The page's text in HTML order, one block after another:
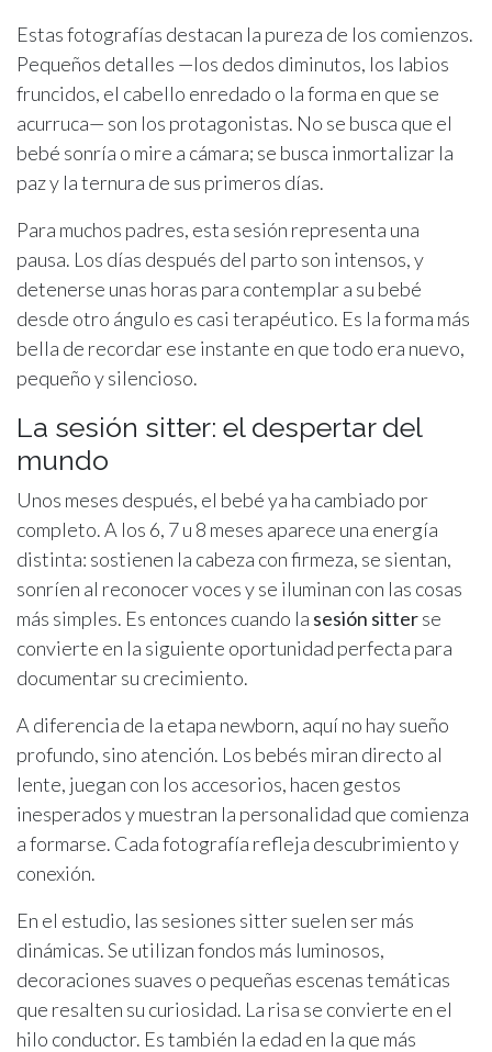
Estas fotografías destacan la pureza de los comienzos.
Pequeños detalles —los dedos diminutos, los labios
fruncidos, el cabello enredado o la forma en que se
acurruca— son los protagonistas. No se busca que el
bebé sonría o mire a cámara; se busca inmortalizar la
paz y la ternura de sus primeros días.
Para muchos padres, esta sesión representa una
pausa. Los días después del parto son intensos, y
detenerse unas horas para contemplar a su bebé
desde otro ángulo es casi terapéutico. Es la forma más
bella de recordar ese instante en que todo era nuevo,
pequeño y silencioso.
La sesión sitter: el despertar del
mundo
Unos meses después, el bebé ya ha cambiado por
completo. A los 6, 7 u 8 meses aparece una energía
distinta: sostienen la cabeza con firmeza, se sientan,
sonríen al reconocer voces y se iluminan con las cosas
más simples. Es entonces cuando la sesión sitterse
convierte en la siguiente oportunidad perfecta para
documentar su crecimiento.
A diferencia de la etapa newborn, aquí no hay sueño
profundo, sino atención. Los bebés miran directo al
lente, juegan con los accesorios, hacen gestos
inesperados y muestran la personalidad que comienza
a formarse. Cada fotografía refleja descubrimiento y
conexión.
En el estudio, las sesiones sitter suelen ser más
dinámicas. Se utilizan fondos más luminosos,
decoraciones suaves o pequeñas escenas temáticas
que resalten su curiosidad. La risa se convierte en el
hilo conductor. Es también la edad en la que más